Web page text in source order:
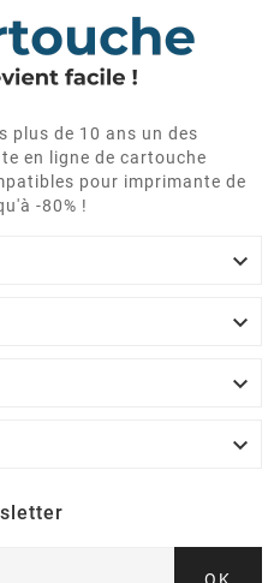
plus de 10 ans un des
en ligne de cartouche
pour imprimante de
-80% !



